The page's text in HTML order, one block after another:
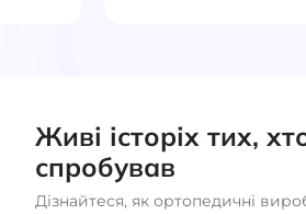
Живі історіх тих,
спробував
Дізнайтеся, як ортопедичні